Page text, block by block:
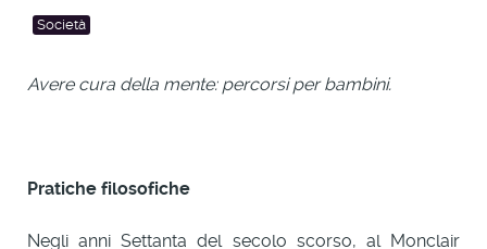
Società
Avere cura della mente: percorsi per bambini.
Pratiche filosofiche
Negli anni Settanta del secolo scorso, al Monclair